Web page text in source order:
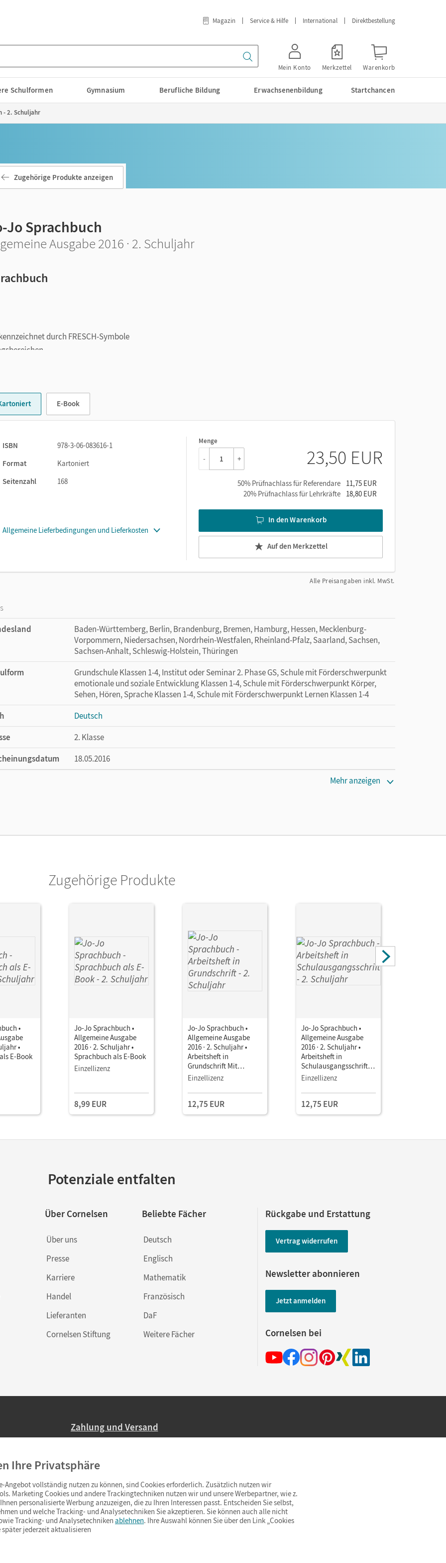
Magazin Service & Hilfe International Direktbestellung
Mein Konto Merkzettel Warenkorb
Schulformen Gymnasium Berufliche Bildung Erwachsenenbildung Startchancen
- 2. Schuljahr
Zugehörige Produkte anzeigen
Jo Sprachbuch
Ausgabe 2016 · 2. Schuljahr
durch FRESCH-Symbole
der Wörterliste
E-Book
ISBN
978-3-06-083616-1
Format
Kartoniert
Seitenzahl
168
Allgemeine Lieferbedingungen und Lieferkosten
Menge
1
- + 23,50 EUR
50% Prüfnachlass für Referendare
11,75 EUR
20% Prüfnachlass für Lehrkräfte
18,80 EUR
In den Warenkorb
Auf den Merkzettel
Alle Preisangaben inkl. MwSt.
Baden-Württemberg, Berlin, Brandenburg, Bremen, Hamburg, Hessen, Mecklenburg-
Vorpommern, Niedersachsen, Nordrhein-Westfalen, Rheinland-Pfalz, Saarland, Sachsen,
Sachsen-Anhalt, Schleswig-Holstein, Thüringen
Grundschule Klassen 1-4, Institut oder Seminar 2. Phase GS, Schule mit Förderschwerpunkt
emotionale und soziale Entwicklung Klassen 1-4, Schule mit Förderschwerpunkt Körper,
Sehen, Hören, Sprache Klassen 1-4, Schule mit Förderschwerpunkt Lernen Klassen 1-4
Deutsch
2. Klasse
18.05.2016
Mansour, Susanne; Praast, Monika
Mehr anzeigen
Zugehörige Produkte
•
•
E-Book
Jo-Jo Sprachbuch •
Allgemeine Ausgabe
2016 · 2. Schuljahr •
Sprachbuch als E-Book
Einzellizenz
8,99 EUR
Jo-Jo Sprachbuch •
Allgemeine Ausgabe
2016 · 2. Schuljahr •
Arbeitsheft in
Grundschrift Mit
interaktiven Übungen
Einzellizenz
12,75 EUR
Jo-Jo Sprachbuch •
Allgemeine Ausgabe
2016 · 2. Schuljahr •
Arbeitsheft in
Schulausgangsschrift
Mit interaktiven
CD-ROM
Einzellizenz
12,75 EUR
Potenziale entfalten
Über Cornelsen
Über uns
Presse
Karriere
Handel
Lieferanten
Cornelsen Stiftung
Beliebte Fächer
Deutsch
Englisch
Mathematik
Französisch
DaF
Weitere Fächer
Rückgabe und Erstattung
Vertrag widerrufen
Newsletter abonnieren
Jetzt anmelden
Cornelsen bei
Zahlung und Versand
Ab 59,– EUR Bestellwert liefern wir versandkostenfrei innerhalb Deutschlands
(Lieferung in 3–6 Tagen).
Ihre Privatsphäre
Angebot vollständig nutzen zu können, sind Cookies erforderlich. Zusätzlich nutzen wir
Marketing Cookies und andere Trackingtechniken nutzen wir und unsere Werbepartner, wie z.
personalisierte Werbung anzuzeigen, die zu Ihren Interessen passt. Entscheiden Sie selbst,
und welche Tracking- und Analysetechniken Sie akzeptieren. Sie können auch alle nicht
Tracking- und Analysetechniken ablehnen. Ihre Auswahl können Sie über den Link „Cookies
später jederzeit aktualisieren